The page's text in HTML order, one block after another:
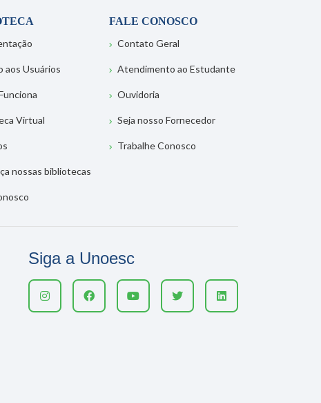
aos Usuários
Virtual
nossas bibliotecas
FALE CONOSCO
Contato Geral
Atendimento ao Estudante
Ouvidoria
Seja nosso Fornecedor
Trabalhe Conosco
Siga a Unoesc